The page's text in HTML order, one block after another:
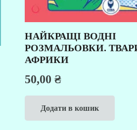
НАЙКРАЩІ ВОДНІ
РОЗМАЛЬОВКИ.
АФРИКИ
50,00 ₴
Додати в кошик